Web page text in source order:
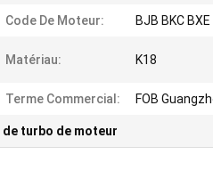
Code De Moteur: BJB BKC BXE
Matériau: K18
Terme Commercial: FOB
turbo de moteur